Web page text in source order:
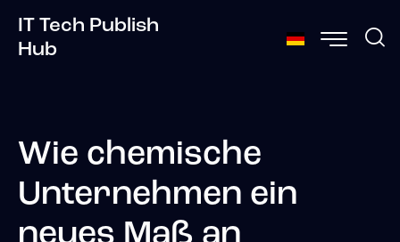
IT Tech Publish
Hub
Wie chemische
Unternehmen ein
neues Maß an